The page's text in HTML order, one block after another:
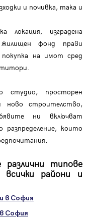
и почивка, така и
локация, изградена
жилищен фонд прави
на имот сред
студио, просторен
строителство,
ни включват
разпределение, които
типове
райони и
в София
София